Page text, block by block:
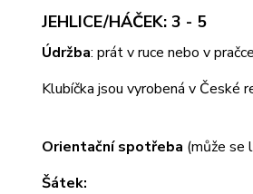
JEHLICE/HÁČEK: 3 - 5
Údržba: prát v ruce nebo v
Klubíčka jsou vyrobená v České
Orientační spotřeba (může se
Šátek: